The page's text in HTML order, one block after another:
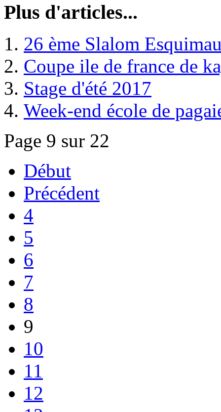
Plus d'articles...
26 ème Slalom
Coupe ile de france de
Stage d'été 2017
Week-end école de
Page 9 sur 22
Début
Précédent
4
5
6
7
8
9
10
11
12